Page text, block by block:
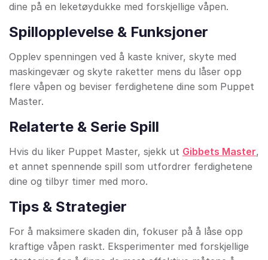
dine på en leketøydukke med forskjellige våpen.
Spillopplevelse & Funksjoner
Opplev spenningen ved å kaste kniver, skyte med
maskingevær og skyte raketter mens du låser opp
flere våpen og beviser ferdighetene dine som Puppet
Master.
Relaterte & Serie Spill
Hvis du liker Puppet Master, sjekk ut Gibbets Master,
et annet spennende spill som utfordrer ferdighetene
dine og tilbyr timer med moro.
Tips & Strategier
For å maksimere skaden din, fokuser på å låse opp
kraftige våpen raskt. Eksperimenter med forskjellige